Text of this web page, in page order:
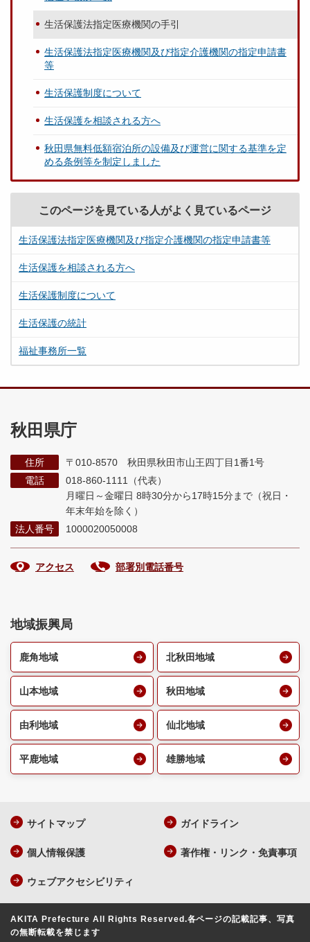
生活保護法指定医療機関の手引
生活保護法指定医療機関及び指定介護機関の指定申請書
等
生活保護制度について
生活保護を相談される方へ
秋田県無料低額宿泊所の設備及び運営に関する基準を定
める条例等を制定しました
このページを見ている人がよく見ているページ
生活保護法指定医療機関及び指定介護機関の指定申請書等
生活保護を相談される方へ
生活保護制度について
生活保護の統計
福祉事務所一覧
秋田県庁
住所
〒010-8570 秋田県秋田市山王四丁目1番1号
電話
018-860-1111（代表）
月曜日～金曜日 8時30分から17時15分まで （祝日・
年末年始を除く）
法人番号
1000020050008
アクセス 部署別電話番号
地域振興局
鹿角地域 北秋田地域
山本地域 秋田地域
由利地域 仙北地域
平鹿地域 雄勝地域
サイトマップ ガイドライン
個人情報保護 著作権・リンク・免責事項
ウェブアクセシビリティ
AKITA Prefecture All Rights Reserved.各ページの記載記事、写真
の無断転載を禁じます